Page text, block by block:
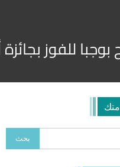
للفوز